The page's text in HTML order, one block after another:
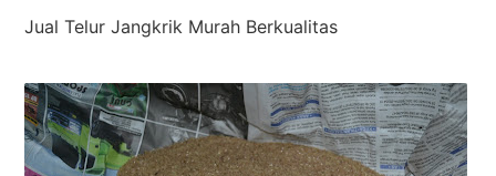
Jual Telur Jangkrik Murah Berkualitas